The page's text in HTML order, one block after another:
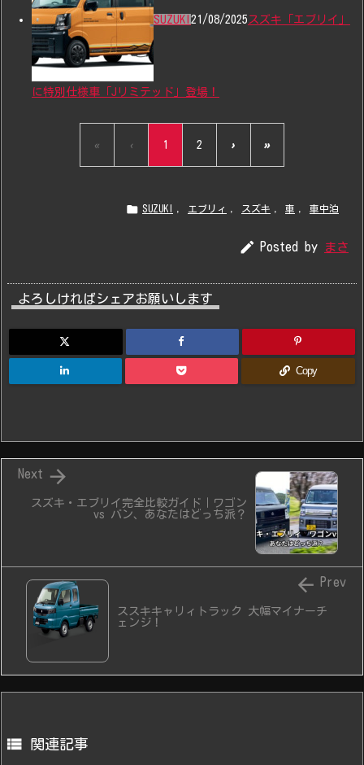
SUZUKI 21/08/2025 スズキ「エブリイ」
に特別仕様車「Jリミテッド」登場！
« ‹ 1 2 › »
 SUZUKI , エブリィ , スズキ , 車 , 車中泊
 Posted by まさ
よろしければシェアお願いします
Copy
スズキ・エブリイ完全比較ガイド｜ワゴン
vs バン、あなたはどっち派？

Next
ススキキャリィトラック 大幅マイナーチ
ェンジ！
 Prev
 関連記事